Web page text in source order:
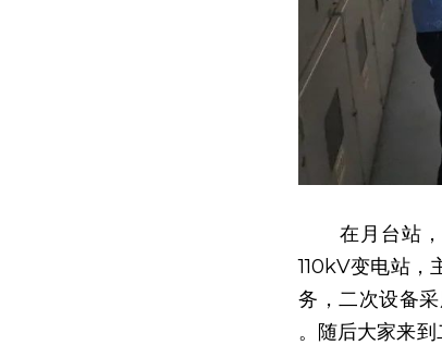
在月台站，
110kV变电站，
务，二次设备
。随后大家来